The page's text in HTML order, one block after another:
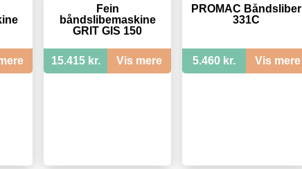
Fein
båndslibemaskine
GRIT GIS 150
15.415 kr. Vis mere
PROMAC Båndsliber
331C
5.460 kr. Vis mere